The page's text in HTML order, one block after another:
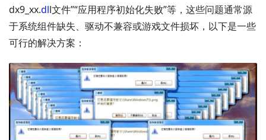
dx9_xx.dll文件”“应用程序初始化失败”等，这些问题通常源
于系统组件缺失、驱动不兼容或游戏文件损坏，以下是一些
可行的解决方案：